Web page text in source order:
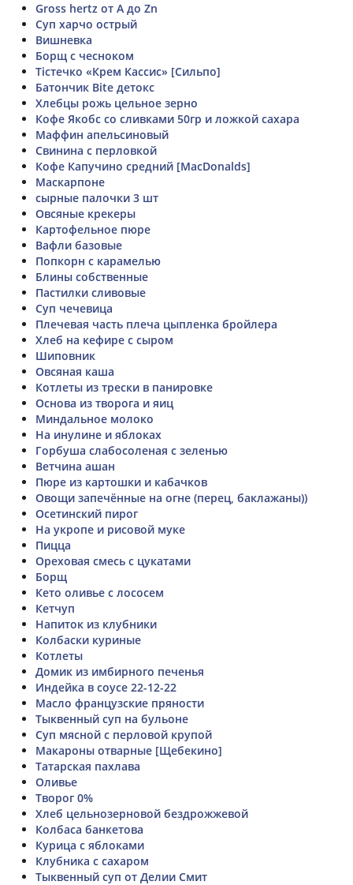
Gross hertz от A до Zn
Суп харчо острый
Вишневка
Борщ с чесноком
Тістечко «Крем Кассис» [Сильпо]
Батончик Bite детокс
Хлебцы рожь цельное зерно
Кофе Якобс со сливками 50гр и ложкой сахара
Маффин апельсиновый
Свинина с перловкой
Кофе Капучино средний [MacDonalds]
Маскарпоне
сырные палочки 3 шт
Овсяные крекеры
Картофельное пюре
Вафли базовые
Попкорн с карамелью
Блины собственные
Пастилки сливовые
Суп чечевица
Плечевая часть плеча цыпленка бройлера
Хлеб на кефире с сыром
Шиповник
Овсяная каша
Котлеты из трески в панировке
Основа из творога и яиц
Миндальное молоко
На инулине и яблоках
Горбуша слабосоленая с зеленью
Ветчина ашан
Пюре из картошки и кабачков
Овощи запечённые на огне (перец, баклажаны))
Осетинский пирог
На укропе и рисовой муке
Пицца
Ореховая смесь с цукатами
Борщ
Кето оливье с лососем
Кетчуп
Напиток из клубники
Колбаски куриные
Котлеты
Домик из имбирного печенья
Индейка в соусе 22-12-22
Масло французские пряности
Тыквенный суп на бульоне
Суп мясной с перловой крупой
Макароны отварные [Щебекино]
Татарская пахлава
Оливье
Творог 0%
Хлеб цельнозерновой бездрожжевой
Колбаса банкетова
Курица с яблоками
Клубника с сахаром
Тыквенный суп от Делии Смит